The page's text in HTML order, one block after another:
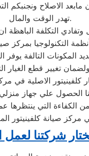
الاصلاح ونجنبكم
تهدر الوقت والمال.
وتفادي التكلفة الباهظة
التكنولوجيا بمركز
المكونات التالفة يوفر
ولضمان تغيير قطع الغيار
التي ينتظرها
مركز صيانة كلفينيتور
شركتنا لعمل